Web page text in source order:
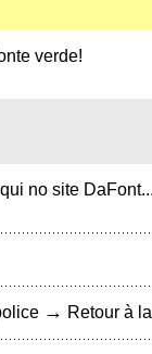
verde!
no site DaFont...
→ Retour à